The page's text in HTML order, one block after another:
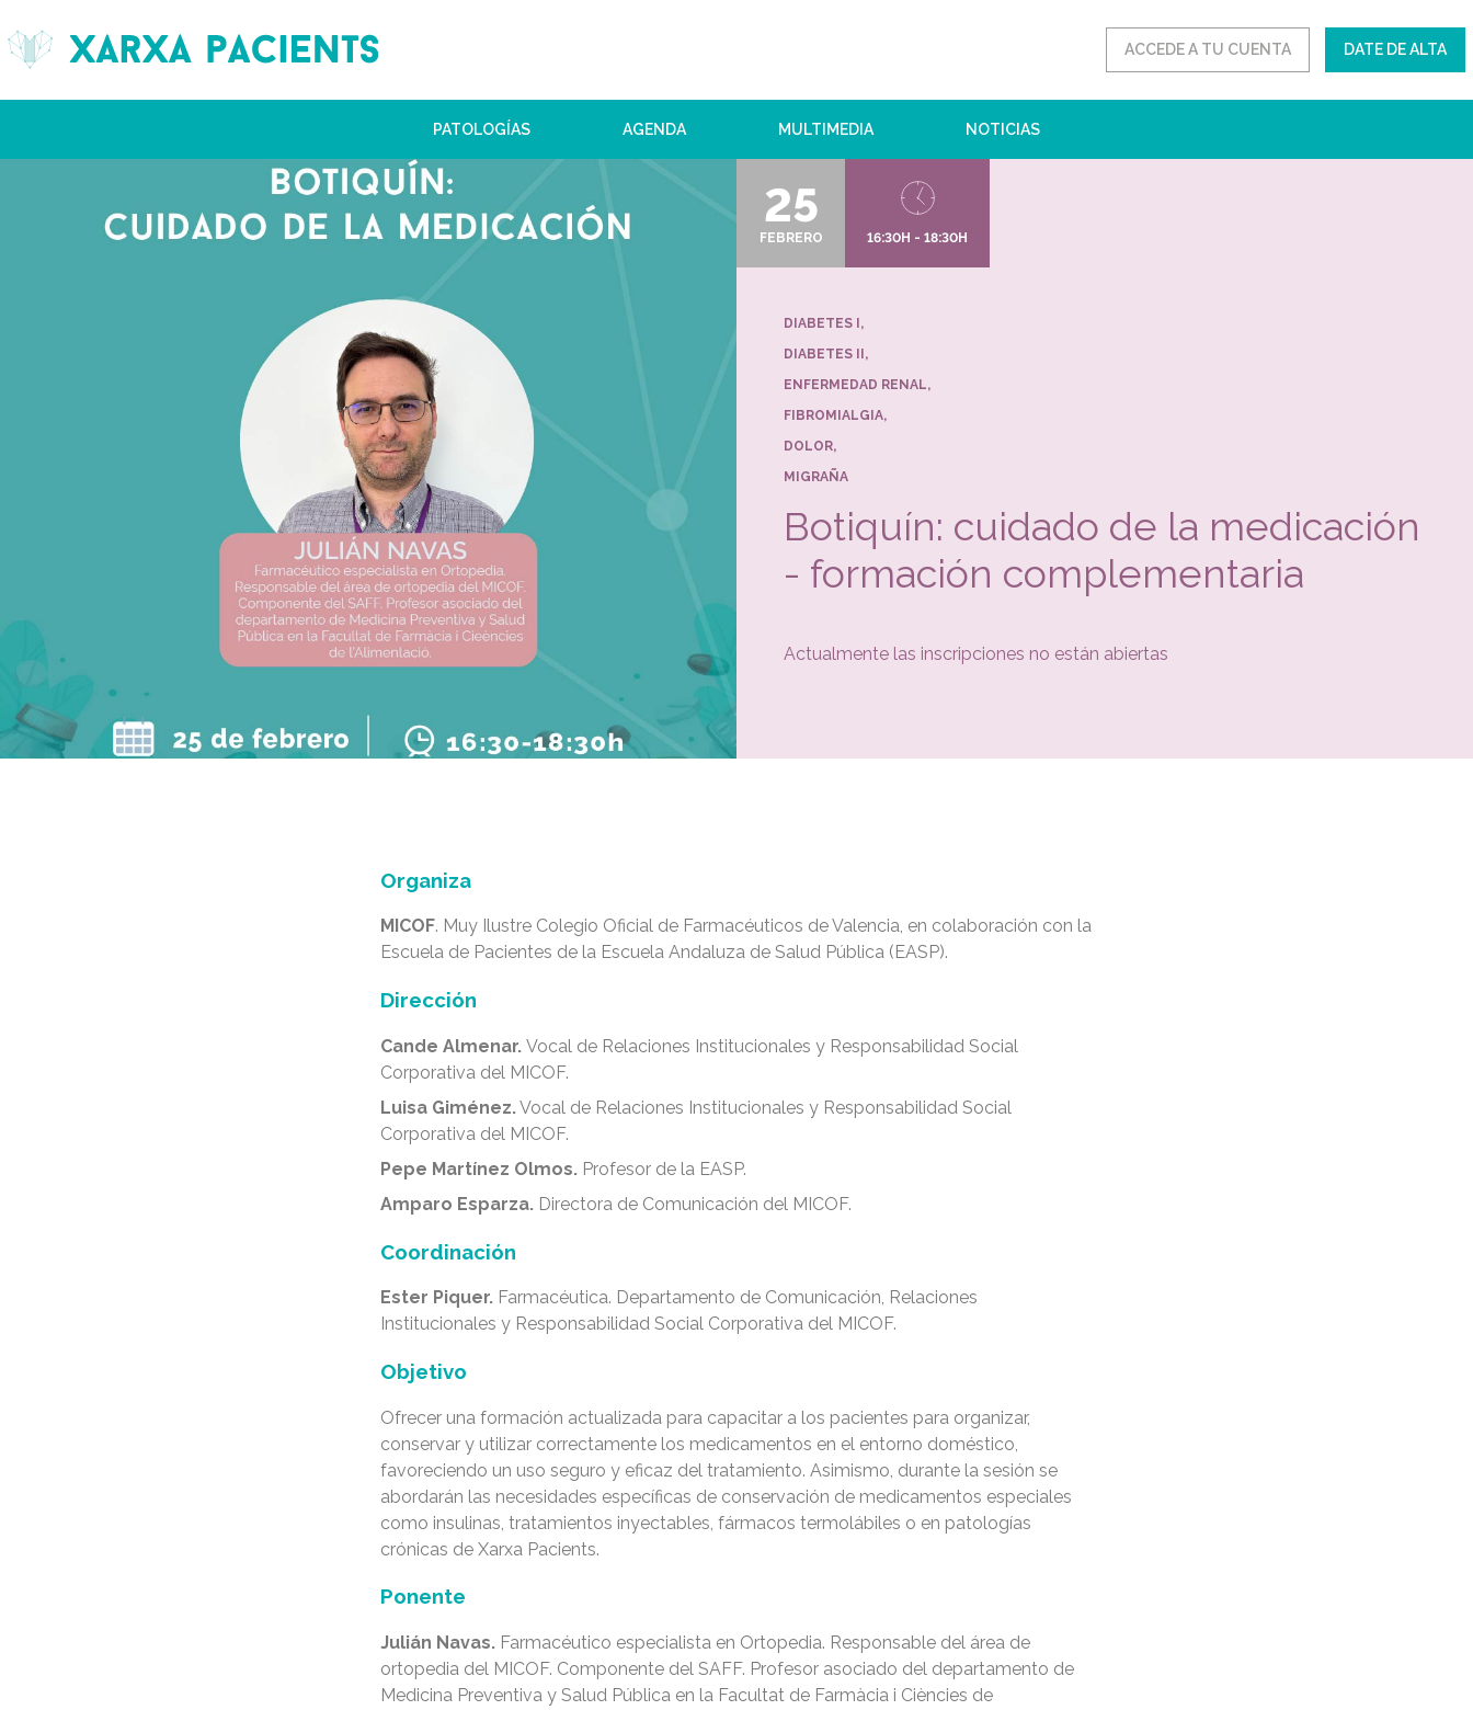
ACCEDE A TU CUENTA DATE DE ALTA
PATOLOGÍAS AGENDA MULTIMEDIA NOTICIAS
25
FEBRERO 16:30H - 18:30H
DIABETES I
DIABETES II
ENFERMEDAD RENAL
FIBROMIALGIA
DOLOR
MIGRAÑA
Botiquín: cuidado de la medicación
- formación complementaria
Actualmente las inscripciones no están abiertas
Organiza
MICOF. Muy Ilustre Colegio Oficial de Farmacéuticos de Valencia, en colaboración con la
Escuela de Pacientes de la Escuela Andaluza de Salud Pública (EASP).
Dirección
Cande Almenar.Vocal de Relaciones Institucionales y Responsabilidad Social
Corporativa del MICOF.
Luisa Giménez.Vocal de Relaciones Institucionales y Responsabilidad Social
Corporativa del MICOF.
Pepe Martínez Olmos. Profesor de la EASP.
Amparo Esparza. Directora de Comunicación del MICOF.
Coordinación
Ester Piquer. Farmacéutica. Departamento de Comunicación, Relaciones
Institucionales y Responsabilidad Social Corporativa del MICOF.
Objetivo
Ofrecer una formación actualizada para capacitar a los pacientes para organizar,
conservar y utilizar correctamente los medicamentos en el entorno doméstico,
favoreciendo un uso seguro y eficaz del tratamiento. Asimismo, durante la sesión se
abordarán las necesidades específicas de conservación de medicamentos especiales
como insulinas, tratamientos inyectables, fármacos termolábiles o en patologías
crónicas de Xarxa Pacients.
Ponente
Julián Navas. Farmacéutico especialista en Ortopedia. Responsable del área de
ortopedia del MICOF. Componente del SAFF. Profesor asociado del departamento de
Medicina Preventiva y Salud Pública en la Facultat de Farmàcia i Ciències de